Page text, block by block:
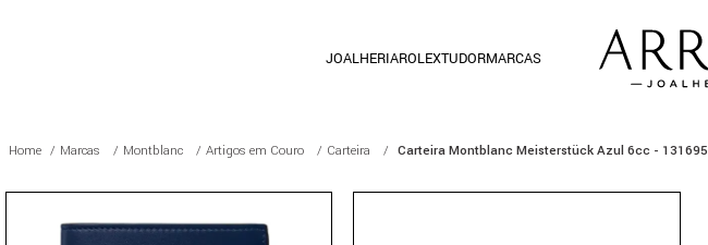
JOALHERIAROLEXTUDORMARCAS
Marcas Montblanc Artigos em Couro Carteira Carteira Montblanc Meisterstück Azul 6cc - 131695